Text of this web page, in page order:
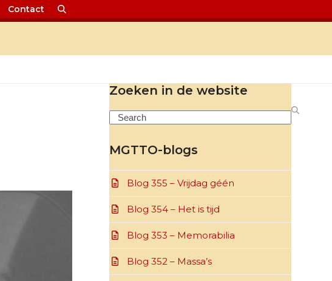
Contact
Zoeken in de website
Search
MGTTO-blogs
Blog 355 – Vrijdag géén
Blog 354 – Het is tijd
Blog 353 – Memorabilia
Blog 352 – Massa’s